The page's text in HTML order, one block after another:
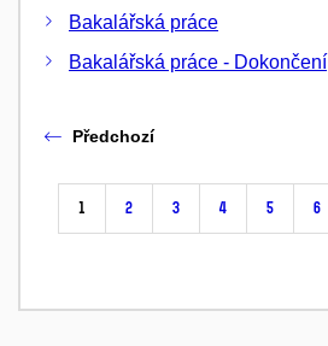
Bakalářská práce
Bakalářská práce - Dokončení
Předchozí
1 2 3 4 5 6